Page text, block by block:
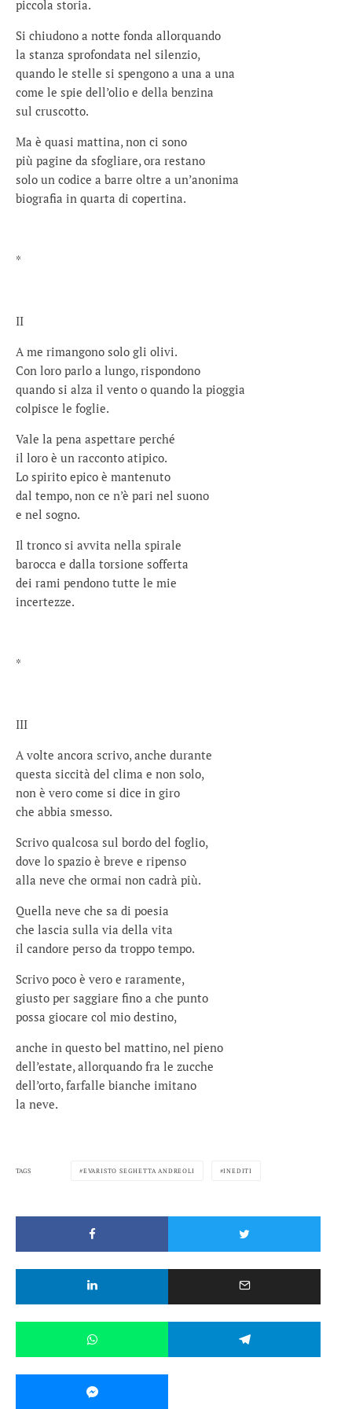
piccola storia.
Si chiudono a notte fonda allorquando
la stanza sprofondata nel silenzio,
quando le stelle si spengono a una a una
come le spie dell’olio e della benzina
sul cruscotto.
Ma è quasi mattina, non ci sono
più pagine da sfogliare, ora restano
solo un codice a barre oltre a un’anonima
biografia in quarta di copertina.
*
II
A me rimangono solo gli olivi.
Con loro parlo a lungo, rispondono
quando si alza il vento o quando la pioggia
colpisce le foglie.
Vale la pena aspettare perché
il loro è un racconto atipico.
Lo spirito epico è mantenuto
dal tempo, non ce n’è pari nel suono
e nel sogno.
Il tronco si avvita nella spirale
barocca e dalla torsione sofferta
dei rami pendono tutte le mie
incertezze.
*
III
A volte ancora scrivo, anche durante
questa siccità del clima e non solo,
non è vero come si dice in giro
che abbia smesso.
Scrivo qualcosa sul bordo del foglio,
dove lo spazio è breve e ripenso
alla neve che ormai non cadrà più.
Quella neve che sa di poesia
che lascia sulla via della vita
il candore perso da troppo tempo.
Scrivo poco è vero e raramente,
giusto per saggiare fino a che punto
possa giocare col mio destino,
anche in questo bel mattino, nel pieno
dell’estate, allorquando fra le zucche
dell’orto, farfalle bianche imitano
la neve.
TAGS EVARISTO SEGHETTA ANDREOLI INEDITI